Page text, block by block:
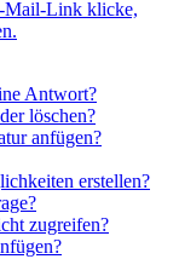
Mail-Link klicke,
Antwort?
löschen?
anfügen?
erstellen?
zugreifen?